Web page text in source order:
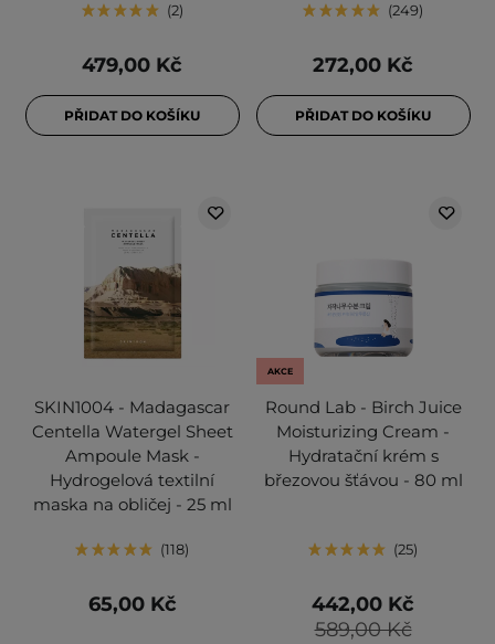
2
479,00 Kč
PŘIDAT DO KOŠÍKU
249
272,00 Kč
PŘIDAT DO KOŠÍKU
SKIN1004 - Madagascar
Centella Watergel Sheet
Ampoule Mask -
Hydrogelová textilní
maska na obličej - 25 ml
118
65,00 Kč
AKCE
Round Lab - Birch Juice
Moisturizing Cream -
Hydratační krém s
březovou šťávou - 80 ml
25
589,00 Kč
442,00 Kč